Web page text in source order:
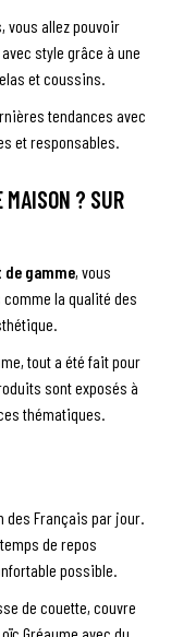
vous allez pouvoir
style grâce à une
et coussins.
tendances avec
et responsables.
MAISON ? SUR
gamme, vous
la qualité des
tout a été fait pour
sont exposés à
thématiques.
des Français par jour.
de repos
possible.
de couette, couvre